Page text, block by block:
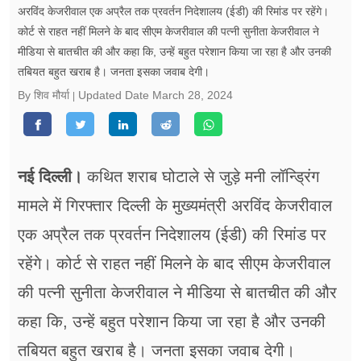
गैलरी
वीडियो
रिलेशनशिप
जीवन मंत्रा
फूड
सेहत
ब्‍यूटी
जॉब्स
शिक्षा
अरविंद केजरीवाल एक अप्रैल तक प्रवर्तन निदेशालय (ईडी) की रिमांड पर रहेंगे।
कोर्ट से राहत नहीं मिलने के बाद सीएम केजरीवाल की पत्नी सुनीता केजरीवाल ने
मीडिया से बातचीत की और कहा कि, उन्हें बहुत परेशान किया जा रहा है और उनकी
तबियत बहुत खराब है। जनता इसका जवाब देगी।
By शिव मौर्या
Updated Date March 28, 2024
नई दिल्ली। कथित शराब घोटाले से जुड़े मनी लॉन्ड्रिंग
मामले में गिरफ्तार दिल्ली के मुख्यमंत्री अरविंद केजरीवाल
एक अप्रैल तक प्रवर्तन निदेशालय (ईडी) की रिमांड पर
रहेंगे। कोर्ट से राहत नहीं मिलने के बाद सीएम केजरीवाल
की पत्नी सुनीता केजरीवाल ने मीडिया से बातचीत की और
कहा कि, उन्हें बहुत परेशान किया जा रहा है और उनकी
तबियत बहुत खराब है। जनता इसका जवाब देगी।